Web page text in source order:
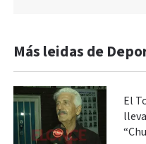
Más leidas de
El